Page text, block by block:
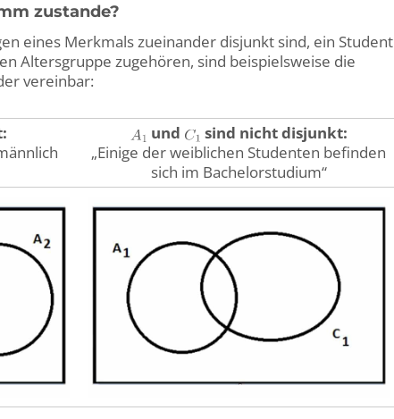
zustande?
eines Merkmals zueinander disjunkt sind, ein Student
Altersgruppe zugehören, sind beispielsweise die
vereinbar:
und
sind nicht disjunkt:
„Einige der weiblichen Studenten befinden
sich im Bachelorstudium“